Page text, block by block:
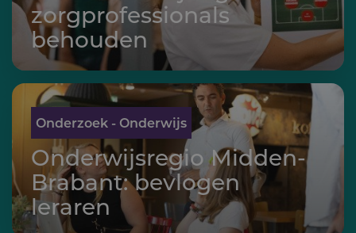
zorgprofes­si­o­nals
behouden
Onderzoek - Onderwijs
Onderwijs­regio Midden-
Brabant: bevlogen
leraren